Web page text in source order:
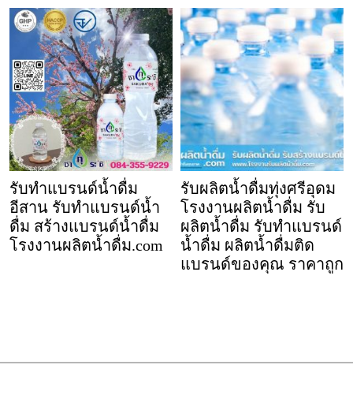
รับทำแบรนด์น้ำดื่ม
อีสาน รับทำแบรนด์น้ำ
ดื่ม สร้างแบรนด์น้ำดื่ม
โรงงานผลิตน้ำดื่ม.com
รับผลิตน้ำดื่มทุ่งศรีอุดม
โรงงานผลิตน้ำดื่ม รับ
ผลิตน้ำดื่ม รับทำแบรนด์
น้ำดื่ม ผลิตน้ำดื่มติด
แบรนด์ของคุณ ราคาถูก